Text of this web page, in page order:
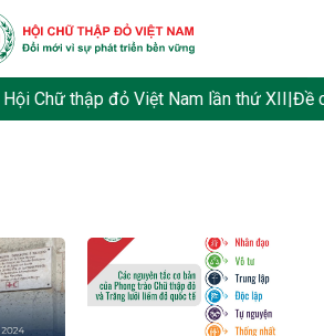
Chữ thập đỏ Việt Nam lần thứ XII|Đề